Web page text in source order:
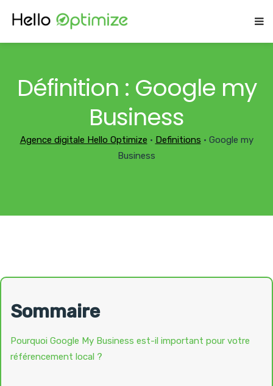
Définition : Google my
Business
Agence digitale Hello Optimize • Definitions • Google my
Business
Sommaire
Pourquoi Google My Business est-il important pour votre
référencement local ?